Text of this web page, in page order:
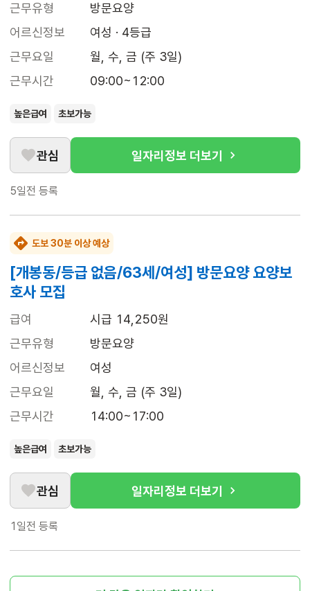
근무유형
방문요양
어르신정보
여성 · 4등급
근무요일
월, 수, 금 (주 3일)
근무시간
09:00~12:00
높은급여 초보가능
관심 일자리정보 더보기
5일전 등록
도보 30분 이상 예상
[개봉동/등급 없음/63세/여성] 방문요양 요양보
호사 모집
급여
시급 14,250원
근무유형
방문요양
어르신정보
여성
근무요일
월, 수, 금 (주 3일)
근무시간
14:00~17:00
높은급여 초보가능
관심 일자리정보 더보기
1일전 등록